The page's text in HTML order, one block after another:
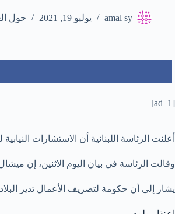
amal sy يوليو 19, 2021 حول
[ad_1]
أعلنت الرئاسة اللبنانية أن الاستشارات النيابية لتسمية رئيس الحكومة الجديد
وقالت الرئاسة في بيان اليوم الاثنين، إن
يشار إلى أن حكومة لتصريف الأعمال تدير